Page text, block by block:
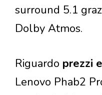
surround 5.1
Dolby Atmos.
Riguardo prezzi
Lenovo Phab2